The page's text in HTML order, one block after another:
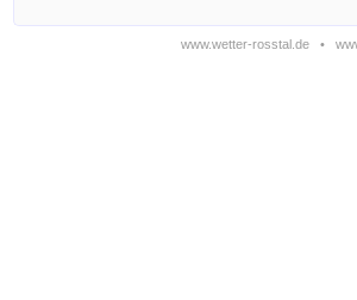
www.wetter-rosstal.de •